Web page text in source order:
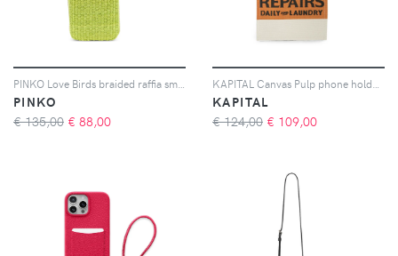
PINKO
€ 135,00 € 88,00
KAPITAL
€ 124,00 € 109,00